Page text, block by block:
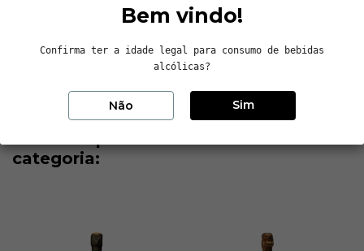
Dados do produto
Reviews (0)
categoria:
Bem vindo!
Confirma ter a idade legal para consumo de bebidas
alcólicas?
Não Sim